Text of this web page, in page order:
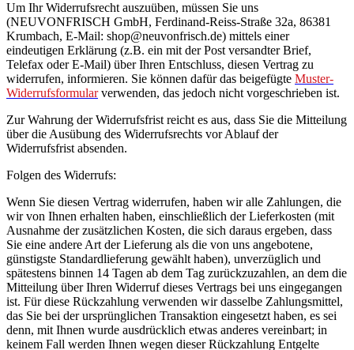
Um Ihr Widerrufsrecht auszuüben, müssen Sie uns
(NEUVONFRISCH GmbH, Ferdinand-Reiss-Straße 32a, 86381
Krumbach, E-Mail: shop@neuvonfrisch.de) mittels einer
eindeutigen Erklärung (z.B. ein mit der Post versandter Brief,
Telefax oder E-Mail) über Ihren Entschluss, diesen Vertrag zu
widerrufen, informieren. Sie können dafür das beigefügte Muster-
Widerrufsformularverwenden, das jedoch nicht vorgeschrieben ist.
Zur Wahrung der Widerrufsfrist reicht es aus, dass Sie die Mitteilung
über die Ausübung des Widerrufsrechts vor Ablauf der
Widerrufsfrist absenden.
Folgen des Widerrufs:
Wenn Sie diesen Vertrag widerrufen, haben wir alle Zahlungen, die
wir von Ihnen erhalten haben, einschließlich der Lieferkosten (mit
Ausnahme der zusätzlichen Kosten, die sich daraus ergeben, dass
Sie eine andere Art der Lieferung als die von uns angebotene,
günstigste Standardlieferung gewählt haben), unverzüglich und
spätestens binnen 14 Tagen ab dem Tag zurückzuzahlen, an dem die
Mitteilung über Ihren Widerruf dieses Vertrags bei uns eingegangen
ist. Für diese Rückzahlung verwenden wir dasselbe Zahlungsmittel,
das Sie bei der ursprünglichen Transaktion eingesetzt haben, es sei
denn, mit Ihnen wurde ausdrücklich etwas anderes vereinbart; in
keinem Fall werden Ihnen wegen dieser Rückzahlung Entgelte